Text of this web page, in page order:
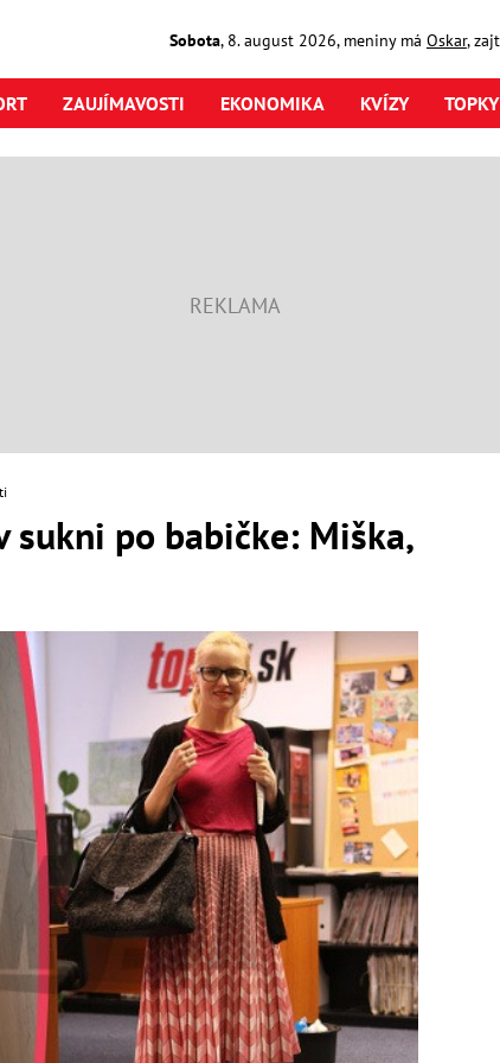
Sobota, 8. august2026, meniny má Oskar,
ZAUJÍMAVOSTI EKONOMIKA KVÍZY
sukni po babičke: Miška,